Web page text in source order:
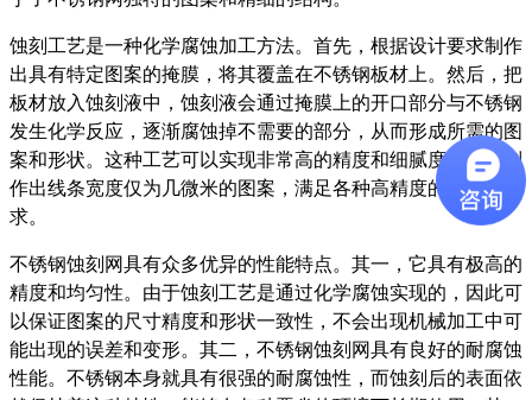
蚀刻工艺是一种化学腐蚀加工方法。首先，根据设计要求制作
出具有特定图案的掩膜，将其覆盖在不锈钢板材上。然后，把
板材放入蚀刻液中，蚀刻液会通过掩膜上的开口部分与不锈钢
发生化学反应，逐渐腐蚀掉不需要的部分，从而形成所需的图
案和形状。这种工艺可以实现非常高的精度和细腻度，能够制
作出线条宽度仅为几微米的图案，满足各种高精度的应用需
求。
不锈钢蚀刻网具有众多优异的性能特点。其一，它具有极高的
精度和均匀性。由于蚀刻工艺是通过化学腐蚀实现的，因此可
以保证图案的尺寸精度和形状一致性，不会出现机械加工中可
能出现的误差和变形。其二，不锈钢蚀刻网具有良好的耐腐蚀
性能。不锈钢本身就具有很强的耐腐蚀性，而蚀刻后的表面依